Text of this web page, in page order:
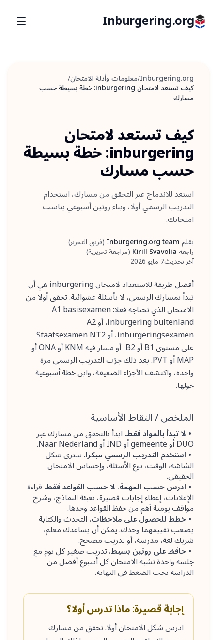
Inburgering.org
Inburgering.org
/معلومات وأدلة الامتحان/
كيف تستعد لامتحان inburgering: خطة بسيطة حسب
مسارك
كيف تستعد لامتحان
inburgering: خطة بسيطة
حسب مسارك
استعد للاندماج عبر التحقق من مسارك، استخدام
التدريب الرسمي أولا، وبناء روتين أسبوعي يناسب
امتحانك.
الكاتب
بقلمInburgering.org team
(فريق التحرير)
المراجع
راجعه Kirill Svavolia
(مراجعة تحريرية)
آخر تحديث7 مايو 2026
أفضل طريقة للاستعداد لامتحان inburgering هي أن
تبدأ بمسارك الرسمي، لا بأسئلة عشوائية. تحقق أولا من
الامتحان الذي تحتاجه فعلا: A1 basisexamen
inburgering buitenland، أو A2
inburgeringsexamen، أو Staatsexamen NT2
على مستوى B1 أو B2، أو مسار فيه KNM أو ONA أو
MAP أو PVT. بعد ذلك جرّب التدريب الرسمي مرة
واحدة، واكتشف الأجزاء الضعيفة، وابن خطة أسبوعية
حولها.
الملخص / النقاط الأساسية
لا تبدأ بالمواد فقط.ابدأ بالتحقق من مسارك عبر
DUO أو gemeente أو IND أو Naar Nederland.
استخدم التدريب الرسمي مبكرا.سترى شكل
الشاشة، الوقت، نوع الأسئلة، وإحساس الامتحان
الحقيقي.
ادرس حسب المهمة، لا حسب القواعد فقط.قراءة
الإعلانات، إعطاء إجابات قصيرة، تعبئة النماذج، وشرح
مواقف يومية أهم من حفظ القواعد وحدها.
خطط للحصول على ملاحظات.التحدث والكتابة
يصعب تقييمهما وحدك. يمكن أن يساعدك معلم،
شريك لغة، مدرسة، أو تدريب مصحح.
حافظ على روتين بسيط.تدريب صغير كل يوم مع
جلسة واحدة تشبه الامتحان كل أسبوع أفضل من
الدراسة تحت الضغط في النهاية.
إجابة قصيرة: ماذا تدرس أولا؟
ادرس شكل الامتحان أولا. تحقق من مسارك